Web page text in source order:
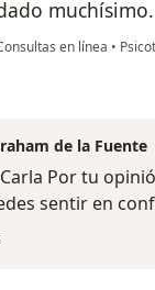
muchísimo.
en línea •
Arriagada Chavol
de la Fuente
Por tu
sentir en